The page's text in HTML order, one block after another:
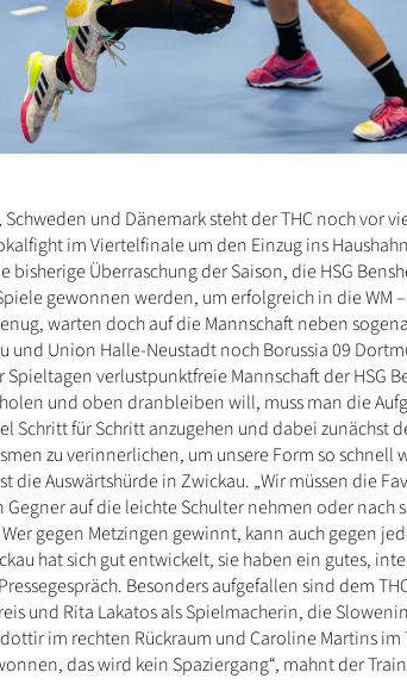
Schweden und Dänemark steht der THC noch vor
im Viertelfinale um den Einzug ins
bisherige Überraschung der Saison, die HSG
gewonnen werden, um erfolgreich in die WM –
warten doch auf die Mannschaft neben
und Union Halle-Neustadt noch Borussia 09
Spieltagen verlustpunktfreie Mannschaft der HSG
und oben dranbleiben will, muss man die
Schritt für Schritt anzugehen und dabei zunächst
zu verinnerlichen, um unsere Form so schnell
die Auswärtshürde in Zwickau. „Wir müssen die
auf die leichte Schulter nehmen oder nach
gegen Metzingen gewinnt, kann auch gegen
hat sich gut entwickelt, sie haben ein gutes,
Besonders aufgefallen sind dem
und Rita Lakatos als Spielmacherin, die
im rechten Rückraum und Caroline Martins im
das wird kein Spaziergang“, mahnt der